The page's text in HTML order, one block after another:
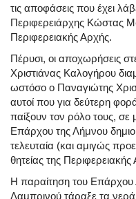
τις αποφάσεις που έχει
Περιφερειάρχης Κώστας
Περιφερειακής Αρχής.
Πέρυσι, οι αποχωρήσεις
Χριστιάνας Καλογήρου
ωστόσο ο Παναγιώτης
αυτοί που για δεύτερη
παίξουν τον ρόλο τους, σε
Επάρχου της Λήμνου
τελευταία (και αμιγώς
θητείας της Περιφερειακής
Η παραίτηση του
Λαμπρινού τάραξε τα